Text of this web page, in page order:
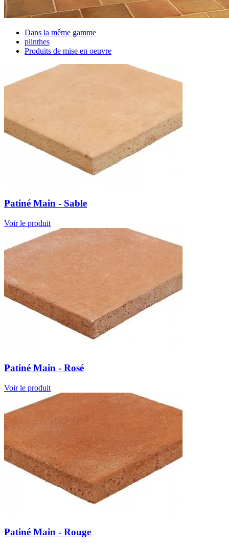
Dans la même gamme
plinthes
Produits de mise en oeuvre
Patiné Main - Sable
Voir le produit
Patiné Main - Rosé
Voir le produit
Patiné Main - Rouge